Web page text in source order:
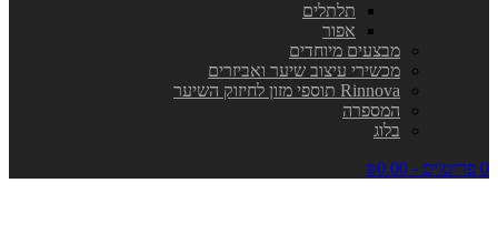
תלתלים
אפור
מבצעים מיוחדים
מכשירי עיצוב שיער ואביזרים
Rinnova תוספי מזון לחיזוק השיער
המספרה
בלוג
0 פריט\ים - ₪0.00